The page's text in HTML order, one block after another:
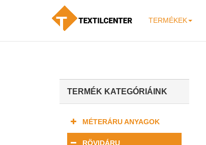
TERMÉKEK
TERMÉK KATEGÓRIÁINK
MÉTERÁRU ANYAGOK
RÖVIDÁRU